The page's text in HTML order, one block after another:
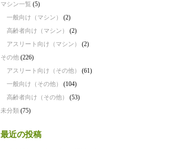
マシン一覧 (5)
一般向け（マシン）
(2)
高齢者向け（マシン）
(2)
アスリート向け（マシン）
(2)
その他 (226)
アスリート向け（その他）
(61)
一般向け（その他）
(104)
高齢者向け（その他）
(53)
未分類 (75)
最近の投稿